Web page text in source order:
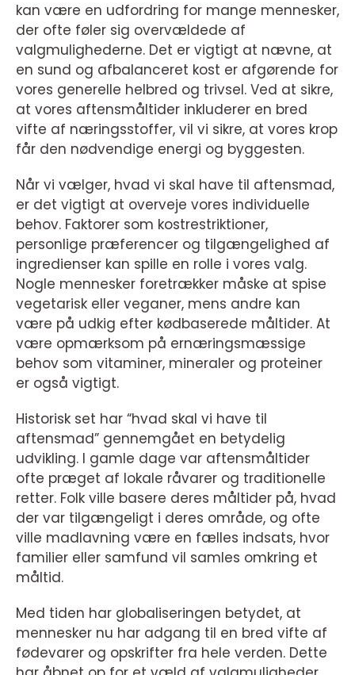
kan være en udfordring for mange mennesker,
der ofte føler sig overvældede af
valgmulighederne. Det er vigtigt at nævne, at
en sund og afbalanceret kost er afgørende for
vores generelle helbred og trivsel. Ved at sikre,
at vores aftensmåltider inkluderer en bred
vifte af næringsstoffer, vil vi sikre, at vores krop
får den nødvendige energi og byggesten.
Når vi vælger, hvad vi skal have til aftensmad,
er det vigtigt at overveje vores individuelle
behov. Faktorer som kostrestriktioner,
personlige præferencer og tilgængelighed af
ingredienser kan spille en rolle i vores valg.
Nogle mennesker foretrækker måske at spise
vegetarisk eller veganer, mens andre kan
være på udkig efter kødbaserede måltider. At
være opmærksom på ernæringsmæssige
behov som vitaminer, mineraler og proteiner
er også vigtigt.
Historisk set har “hvad skal vi have til
aftensmad” gennemgået en betydelig
udvikling. I gamle dage var aftensmåltider
ofte præget af lokale råvarer og traditionelle
retter. Folk ville basere deres måltider på, hvad
der var tilgængeligt i deres område, og ofte
ville madlavning være en fælles indsats, hvor
familier eller samfund vil samles omkring et
måltid.
Med tiden har globaliseringen betydet, at
mennesker nu har adgang til en bred vifte af
fødevarer og opskrifter fra hele verden. Dette